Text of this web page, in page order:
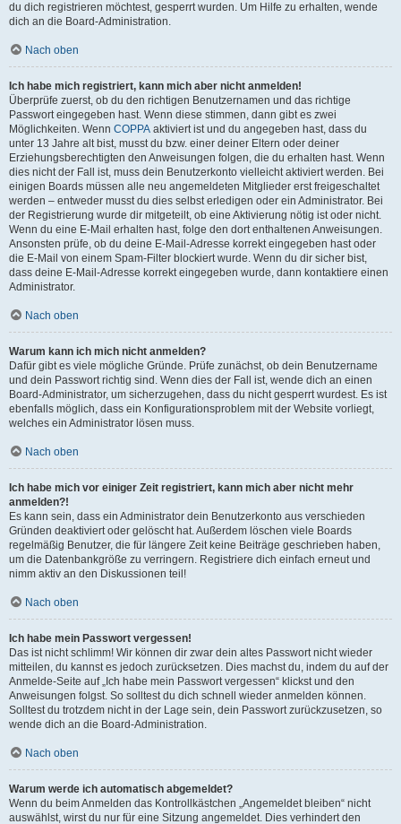
du dich registrieren möchtest, gesperrt wurden. Um Hilfe zu erhalten, wende
dich an die Board-Administration.
Nach oben
Ich habe mich registriert, kann mich aber nicht anmelden!
Überprüfe zuerst, ob du den richtigen Benutzernamen und das richtige
Passwort eingegeben hast. Wenn diese stimmen, dann gibt es zwei
Möglichkeiten. Wenn COPPA aktiviert ist und du angegeben hast, dass du
unter 13 Jahre alt bist, musst du bzw. einer deiner Eltern oder deiner
Erziehungsberechtigten den Anweisungen folgen, die du erhalten hast. Wenn
dies nicht der Fall ist, muss dein Benutzerkonto vielleicht aktiviert werden. Bei
einigen Boards müssen alle neu angemeldeten Mitglieder erst freigeschaltet
werden – entweder musst du dies selbst erledigen oder ein Administrator. Bei
der Registrierung wurde dir mitgeteilt, ob eine Aktivierung nötig ist oder nicht.
Wenn du eine E-Mail erhalten hast, folge den dort enthaltenen Anweisungen.
Ansonsten prüfe, ob du deine E-Mail-Adresse korrekt eingegeben hast oder
die E-Mail von einem Spam-Filter blockiert wurde. Wenn du dir sicher bist,
dass deine E-Mail-Adresse korrekt eingegeben wurde, dann kontaktiere einen
Administrator.
Nach oben
Warum kann ich mich nicht anmelden?
Dafür gibt es viele mögliche Gründe. Prüfe zunächst, ob dein Benutzername
und dein Passwort richtig sind. Wenn dies der Fall ist, wende dich an einen
Board-Administrator, um sicherzugehen, dass du nicht gesperrt wurdest. Es ist
ebenfalls möglich, dass ein Konfigurationsproblem mit der Website vorliegt,
welches ein Administrator lösen muss.
Nach oben
Ich habe mich vor einiger Zeit registriert, kann mich aber nicht mehr
anmelden?!
Es kann sein, dass ein Administrator dein Benutzerkonto aus verschieden
Gründen deaktiviert oder gelöscht hat. Außerdem löschen viele Boards
regelmäßig Benutzer, die für längere Zeit keine Beiträge geschrieben haben,
um die Datenbankgröße zu verringern. Registriere dich einfach erneut und
nimm aktiv an den Diskussionen teil!
Nach oben
Ich habe mein Passwort vergessen!
Das ist nicht schlimm! Wir können dir zwar dein altes Passwort nicht wieder
mitteilen, du kannst es jedoch zurücksetzen. Dies machst du, indem du auf der
Anmelde-Seite auf „Ich habe mein Passwort vergessen“ klickst und den
Anweisungen folgst. So solltest du dich schnell wieder anmelden können.
Solltest du trotzdem nicht in der Lage sein, dein Passwort zurückzusetzen, so
wende dich an die Board-Administration.
Nach oben
Warum werde ich automatisch abgemeldet?
Wenn du beim Anmelden das Kontrollkästchen „Angemeldet bleiben“ nicht
auswählst, wirst du nur für eine Sitzung angemeldet. Dies verhindert den